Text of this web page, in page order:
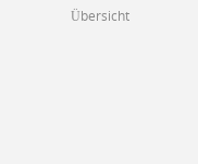
Übersicht